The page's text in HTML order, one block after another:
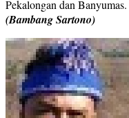
Pekalongan dan Banyumas.
(Bambang Sartono)